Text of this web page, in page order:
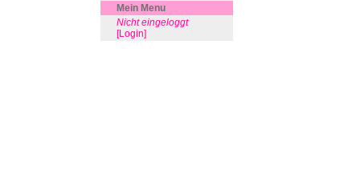
Mein Menu
Nicht eingeloggt
[Login]